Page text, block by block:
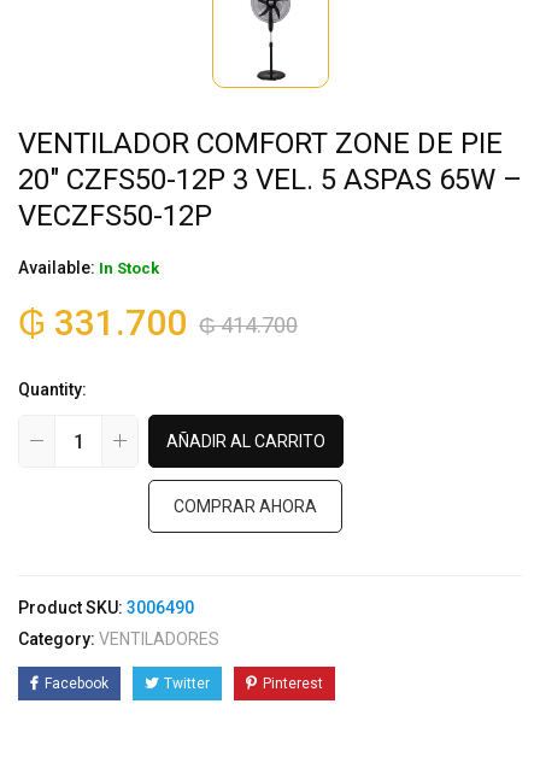
VENTILADOR COMFORT ZONE DE PIE
20″ CZFS50-12P 3 VEL. 5 ASPAS 65W –
VECZFS50-12P
Available: In Stock
₲414.700
₲ 331.700
Quantity:
AÑADIR AL CARRITO
COMPRAR AHORA
Product SKU: 3006490
Category: VENTILADORES
Facebook Twitter Pinterest